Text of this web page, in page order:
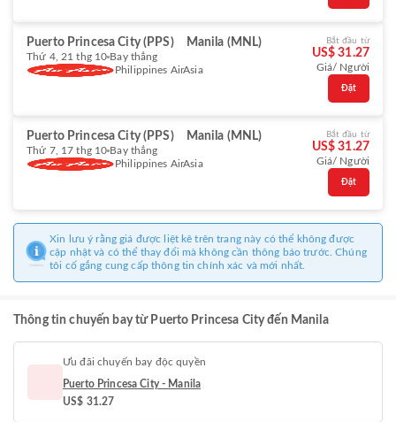
Puerto Princesa City (PPS) Manila (MNL)
Thứ 4, 21 thg 10 Bay thẳng
Philippines AirAsia
Bắt đầu từ
US$ 31.27
Giá/ Người
Đặt
Puerto Princesa City (PPS) Manila (MNL)
Thứ 7, 17 thg 10 Bay thẳng
Philippines AirAsia
Bắt đầu từ
US$ 31.27
Giá/ Người
Đặt
Xin lưu ý rằng giá được liệt kê trên trang này có thể không được
cập nhật và có thể thay đổi mà không cần thông báo trước. Chúng
tôi cố gắng cung cấp thông tin chính xác và mới nhất.
Thông tin chuyến bay từ Puerto Princesa City đến Manila
Ưu đãi chuyến bay độc quyền
Puerto Princesa City - Manila
US$ 31.27